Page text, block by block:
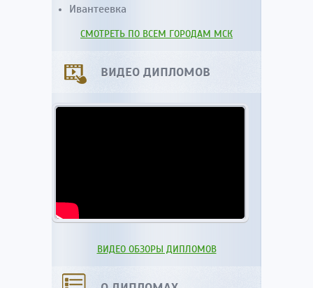
Ивантеевка
СМОТРЕТЬ ПО ВСЕМ ГОРОДАМ МСК
ВИДЕО ДИПЛОМОВ
ВИДЕО ОБЗОРЫ ДИПЛОМОВ